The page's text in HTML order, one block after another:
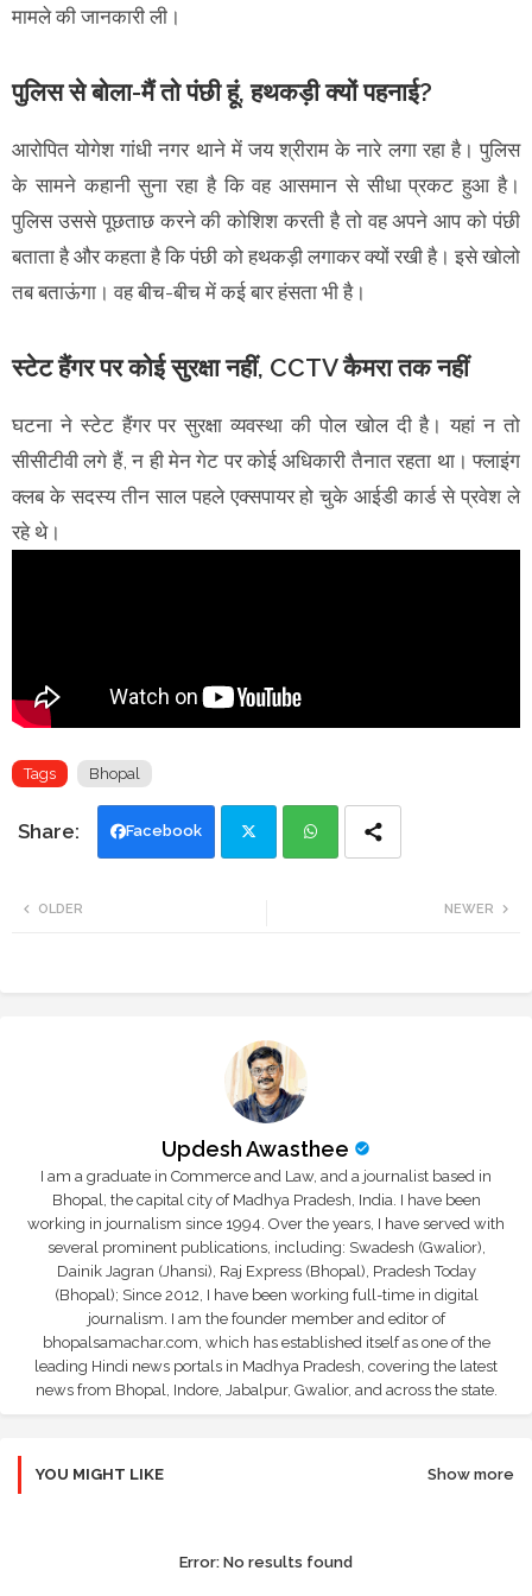
मामले की जानकारी ली।
पुलिस से बोला-मैं तो पंछी हूं, हथकड़ी क्यों पहनाई?
आरोपित योगेश गांधी नगर थाने में जय श्रीराम के नारे लगा रहा है। पुलिस
के सामने कहानी सुना रहा है कि वह आसमान से सीधा प्रकट हुआ है।
पुलिस उससे पूछताछ करने की कोशिश करती है तो वह अपने आप को पंछी
बताता है और कहता है कि पंछी को हथकड़ी लगाकर क्यों रखी है। इसे खोलो
तब बताऊंगा। वह बीच-बीच में कई बार हंसता भी है।
स्टेट हैंगर पर कोई सुरक्षा नहीं, CCTV कैमरा तक नहीं
घटना ने स्टेट हैंगर पर सुरक्षा व्यवस्था की पोल खोल दी है। यहां न तो
सीसीटीवी लगे हैं, न ही मेन गेट पर कोई अधिकारी तैनात रहता था। फ्लाइंग
क्लब के सदस्य तीन साल पहले एक्सपायर हो चुके आईडी कार्ड से प्रवेश ले
रहे थे।
Tags Bhopal
Facebook
NEWER
OLDER
Updesh Awasthee
I am a graduate in Commerce and Law, and a journalist based in
Bhopal, the capital city of Madhya Pradesh, India. I have been
working in journalism since 1994. Over the years, I have served with
several prominent publications, including: Swadesh (Gwalior),
Dainik Jagran (Jhansi), Raj Express (Bhopal), Pradesh Today
(Bhopal); Since 2012, I have been working full-time in digital
journalism. I am the founder member and editor of
bhopalsamachar.com, which has established itself as one of the
leading Hindi news portals in Madhya Pradesh, covering the latest
news from Bhopal, Indore, Jabalpur, Gwalior, and across the state.
YOU MIGHT LIKE Show more
Error: No results found